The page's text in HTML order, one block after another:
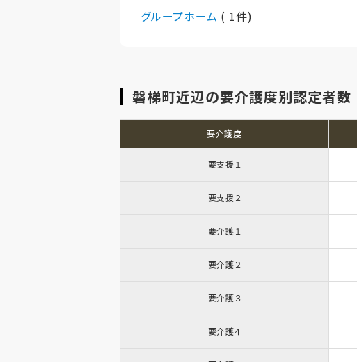
グループホーム ( 1件)
磐梯町近辺の要介護度別認定者数
要介護度
要支援１
要支援２
要介護１
要介護２
要介護３
要介護４